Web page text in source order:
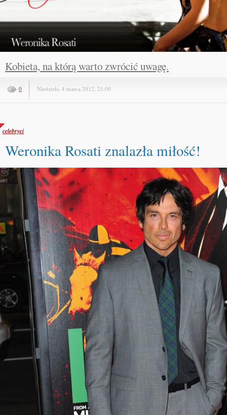
Kobieta, na którą warto zwrócić uwagę.
0 Niedziela, 4 marca 2012, 21:00
celebryci
Weronika Rosati znalazła miłość!